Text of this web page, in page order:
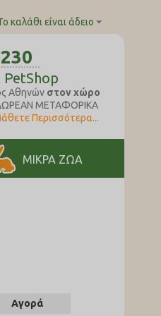
καλάθι είναι άδειο
PetShop
Αθηνών στον χώρο
ΜΕΤΑΦΟΡΙΚΑ
Περισσότερα...
ΜΙΚΡΑ ΖΩΑ
Αγορά